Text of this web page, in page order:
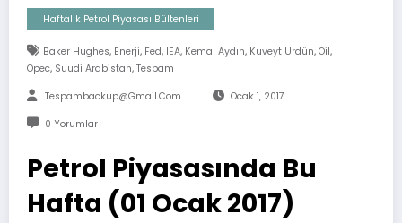
Haftalık Petrol Piyasası Bültenleri
Baker Hughes, Enerji, Fed, IEA, Kemal Aydın, Kuveyt Ürdün, Oil,
Opec, Suudi Arabistan, Tespam
Tespambackup@gmail.com Ocak 1, 2017
0 Yorumlar
Petrol Piyasasında Bu
Hafta (01 Ocak 2017)